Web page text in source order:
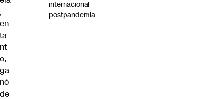
,
en
ta
nt
o,
ga
nó
de
internacional
postpandemia